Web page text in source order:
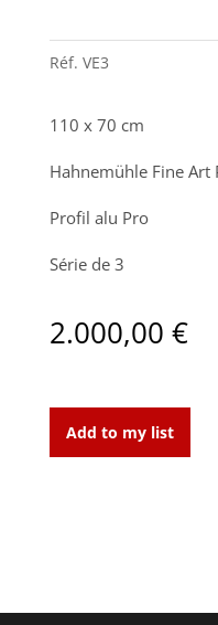
Réf. VE3
110 x 70 cm
Hahnemühle Fine Art
Profil alu Pro
Série de 3
2.000,00 €
quantity
Add to my list